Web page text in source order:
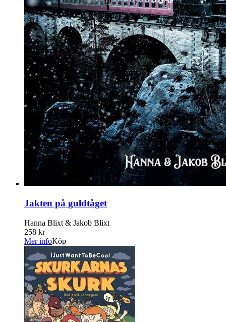
Jakten på guldtåget
Hanna Blixt & Jakob Blixt
258 kr
Mer infoKöp